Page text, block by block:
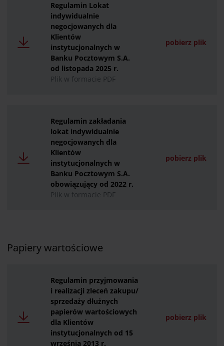
Regulamin Lokat
indywidualnie
negocjowanych dla
Klientów
instytucjonalnych w
Banku Pocztowym S.A.
od listopada 2025 r.
Plik w formacie PDF
pobierz plik
Regulamin zakładania
lokat indywidualnie
negocjowanych dla
Klientów
instytucjonalnych w
Banku Pocztowym S.A.
obowiązujący od 2022 r.
Plik w formacie PDF
pobierz plik
Papiery wartościowe
Regulamin przyjmowania
i realizacji zleceń zakupu/
sprzedaży dłużnych
papierów wartościowych
dla Klientów
instytucjonalnych od 15
września 2013 r.
pobierz plik